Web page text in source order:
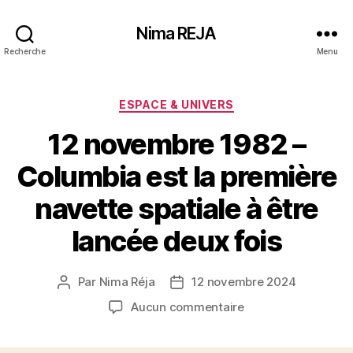
Recherche
Nima REJA
Menu
Catégories
ESPACE & UNIVERS
12 novembre 1982 –
Columbia est la première
navette spatiale à être
lancée deux fois
Auteur
Par Nima Réja
Date12 novembre 2024
Aucun commentairesur